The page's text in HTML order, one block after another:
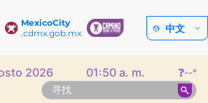
MexicoCity
.cdmx.gob.mx
中文
2026 01:50 a. m. ❓--°